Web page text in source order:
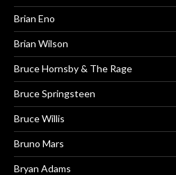
Brian Eno
Brian Wilson
Bruce Hornsby & The Rage
Bruce Springsteen
Bruce Willis
Bruno Mars
Bryan Adams